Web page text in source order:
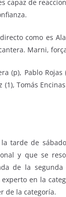
capaz de
como es
Marni,
(p), Pablo Rojas
Tomás
tarde de
y que se
de la segunda
en la
de la categoría.